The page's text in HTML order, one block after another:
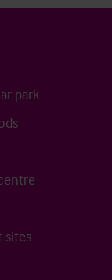
park
sites